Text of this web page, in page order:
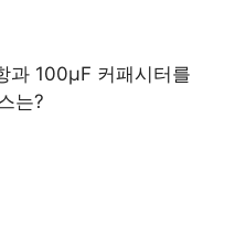
과 100μF 커패시터를
는?